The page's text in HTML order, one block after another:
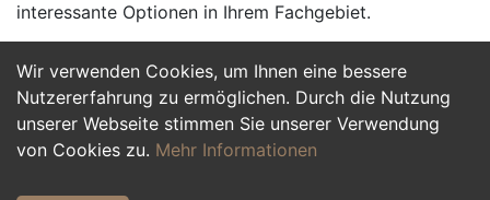
Wir verwenden Cookies, um Ihnen eine bessere
Nutzererfahrung zu ermöglichen. Durch die Nutzung
unserer Webseite stimmen Sie unserer Verwendung
von Cookies zu. Mehr Informationen
interessante Optionen in Ihrem Fachgebiet.
Jetzt Bewerben